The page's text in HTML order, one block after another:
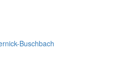
Buschbach